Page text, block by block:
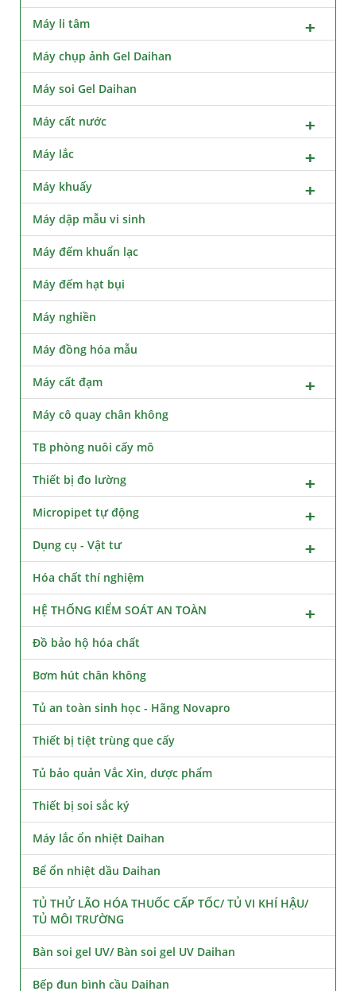
Máy li tâm
Máy chụp ảnh Gel Daihan
Máy soi Gel Daihan
Máy cất nước
Máy lắc
Máy khuấy
Máy dập mẫu vi sinh
Máy đếm khuẩn lạc
Máy đếm hạt bụi
Máy nghiền
Máy đồng hóa mẫu
Máy cất đạm
Máy cô quay chân không
TB phòng nuôi cấy mô
Thiết bị đo lường
Micropipet tự động
Dụng cụ - Vật tư
Hóa chất thí nghiệm
HỆ THỐNG KIỂM SOÁT AN TOÀN
Đồ bảo hộ hóa chất
Bơm hút chân không
Tủ an toàn sinh học - Hãng Novapro
Thiết bị tiệt trùng que cấy
Tủ bảo quản Vắc Xin, dược phẩm
Thiết bị soi sắc ký
Máy lắc ổn nhiệt Daihan
Bể ổn nhiệt dầu Daihan
TỦ THỬ LÃO HÓA THUỐC CẤP TỐC/ TỦ VI KHÍ HẬU/
TỦ MÔI TRƯỜNG
Bàn soi gel UV/ Bàn soi gel UV Daihan
Bếp đun bình cầu Daihan